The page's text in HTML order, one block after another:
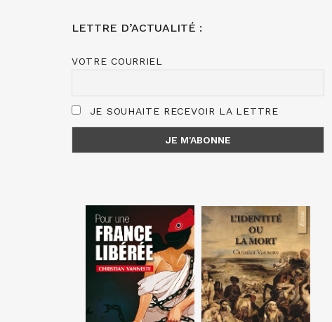
LETTRE D’ACTUALITÉ :
VOTRE COURRIEL
JE SOUHAITE RECEVOIR LA LETTRE